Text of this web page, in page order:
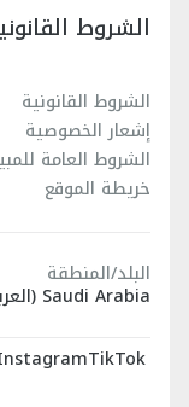
الشروط
الشروط القانونية
إشعار الخصوصية
الشروط العامة
خريطة الموقع
البلد/المنطقة
Saudi Arabia (العربية)
TikTok